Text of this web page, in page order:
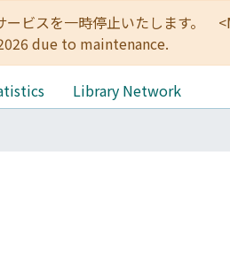
ービスを一時停止いたします。
due to maintenance.
Library Network